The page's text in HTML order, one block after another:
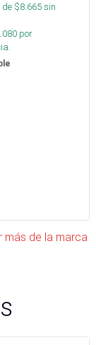
$8.665sin
por
más de la marca